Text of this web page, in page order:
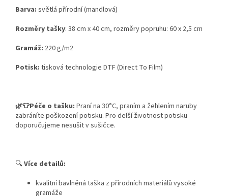
Barva: světlá přírodní (mandlová)
Rozměry tašky: 38 cm x 40 cm, rozměry popruhu: 60 x 2,5 cm
Gramáž: 220 g/m2
Potisk: tisková technologie DTF (Direct To Film)
🌿👕Péče o tašku: Praní na 30°C, praním a žehlením naruby
zabráníte poškození potisku. Pro delší životnost potisku
doporučujeme nesušit v sušičce.
🔍 Více detailů:
kvalitní bavlněná taška z přírodních materiálů vysoké
gramáže